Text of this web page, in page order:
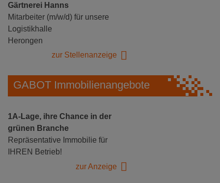
Gärtnerei Hanns
Mitarbeiter (m/w/d) für unsere
Logistikhalle
Herongen
zur Stellenanzeige
GABOT Immobilienangebote
1A-Lage, ihre Chance in der
grünen Branche
Repräsentative Immobilie für
IHREN Betrieb!
zur Anzeige